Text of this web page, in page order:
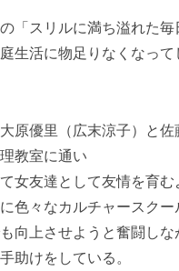
「スリルに満ち溢れた毎
生活に物足りなくなって
原優里（広末涼子）と佐
教室に通い
女友達として友情を育む
色々なカルチャースク
向上させようと奮闘しな
助けをしている。